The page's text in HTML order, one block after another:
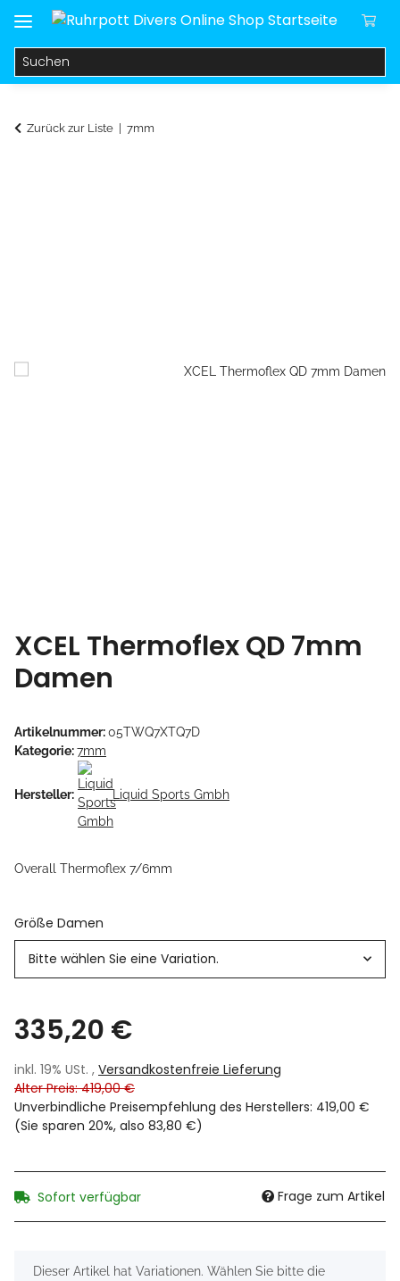
Zurück zur Liste 7mm
XCEL Thermoflex QD 7mm
Damen
Artikelnummer:05TWQ7XTQ7D
Kategorie:7mm
Hersteller: Liquid Sports Gmbh
Overall Thermoflex 7/6mm
Größe Damen
Bitte wählen Sie eine Variation.
335,20 €
inkl. 19% USt. , Versandkostenfreie Lieferung
Alter Preis: 419,00 €
Unverbindliche Preisempfehlung des Herstellers: 419,00 €
(Sie sparen 20%, also 83,80 €)
Sofort verfügbar Frage zum Artikel
xDieser Artikel hat Variationen. Wählen Sie bitte die